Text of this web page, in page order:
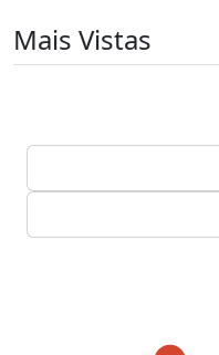
Mais Vistas